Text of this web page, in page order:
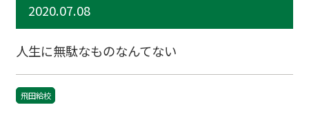
2020.07.08
人生に無駄なものなんてない
飛田給校